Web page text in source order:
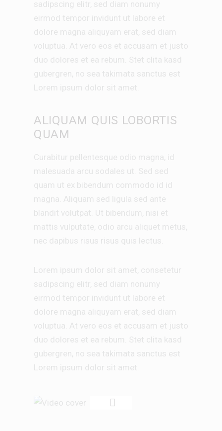
sadipscing elitr, sed diam nonumy
eirmod tempor invidunt ut labore et
dolore magna aliquyam erat, sed diam
voluptua. At vero eos et accusam et justo
duo dolores et ea rebum. Stet clita kasd
gubergren, no sea takimata sanctus est
Lorem ipsum dolor sit amet.
ALIQUAM QUIS LOBORTIS
QUAM
Curabitur pellentesque odio magna, id
malesuada arcu sodales ut. Sed sed
quam ut ex bibendum commodo id id
magna. Aliquam sed ligula sed ante
blandit volutpat. Ut bibendum, nisi et
mattis vulputate, odio arcu aliquet metus,
nec dapibus risus risus quis lectus.
Lorem ipsum dolor sit amet, consetetur
sadipscing elitr, sed diam nonumy
eirmod tempor invidunt ut labore et
dolore magna aliquyam erat, sed diam
voluptua. At vero eos et accusam et justo
duo dolores et ea rebum. Stet clita kasd
gubergren, no sea takimata sanctus est
Lorem ipsum dolor sit amet.